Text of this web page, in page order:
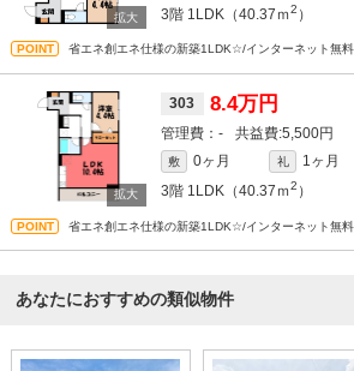
3階 1LDK（40.37ｍ2 ）
省エネ創エネ仕様の新築1LDK☆/インターネット無
303 8.4万円
- 5,500円
敷 0ヶ月 礼
1ヶ月
3階 1LDK（40.37ｍ2 ）
省エネ創エネ仕様の新築1LDK☆/インターネット無
あなたにおすすめの類似物件